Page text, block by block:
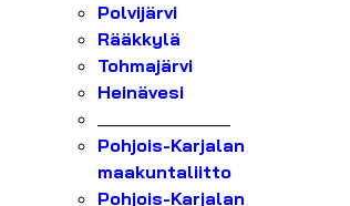
Polvijärvi
Rääkkylä
Tohmajärvi
Heinävesi
Pohjois-Karjalan
maakuntaliitto
Pohjois-Karjalan